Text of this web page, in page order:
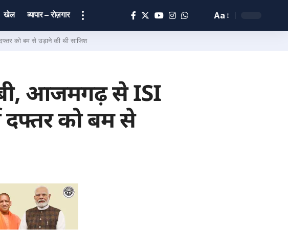
खेल व्यापार – रोज़गार Aa
को बम से उड़ाने की थी साजिश
आजमगढ़ से ISI
दफ्तर को बम से